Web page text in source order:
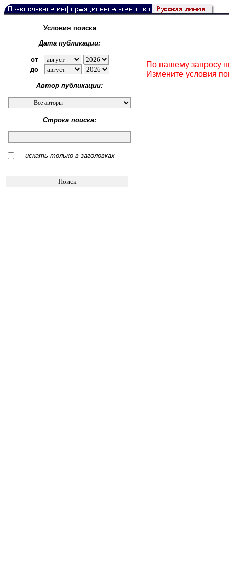
Условия поиска
Дата публикации:
от
до
Автор публикации:
Строка поиска:
- искать только в заголовках
По вашему запросу
Измените условия